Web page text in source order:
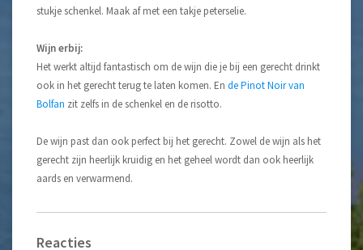
stukje schenkel. Maak af met een takje peterselie.
Wijn erbij:
Het werkt altijd fantastisch om de wijn die je bij een gerecht drinkt
ook in het gerecht terug te laten komen. En de Pinot Noir van
Bolfan zit zelfs in de schenkel en de risotto.
De wijn past dan ook perfect bij het gerecht. Zowel de wijn als het
gerecht zijn heerlijk kruidig en het geheel wordt dan ook heerlijk
aards en verwarmend.
Reacties